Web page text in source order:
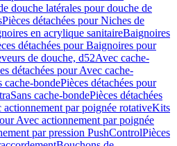
douche latérales pour douche de
Pièces détachées pour Niches de
en acrylique sanitaireBaignoires
détachées pour Baignoires pour
de douche, d52Avec cache-
détachées pour Avec cache-
cache-bondePièces détachées pour
Sans cache-bondePièces détachées
actionnement par poignée rotativeKits
Avec actionnement par poignée
par pression PushControlPièces